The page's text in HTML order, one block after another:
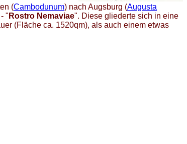
(Cambodunum) nach Augsburg (Augusta
" Rostro Nemaviae". Diese gliederte sich in eine
(Fläche ca. 1520qm), als auch einem etwas